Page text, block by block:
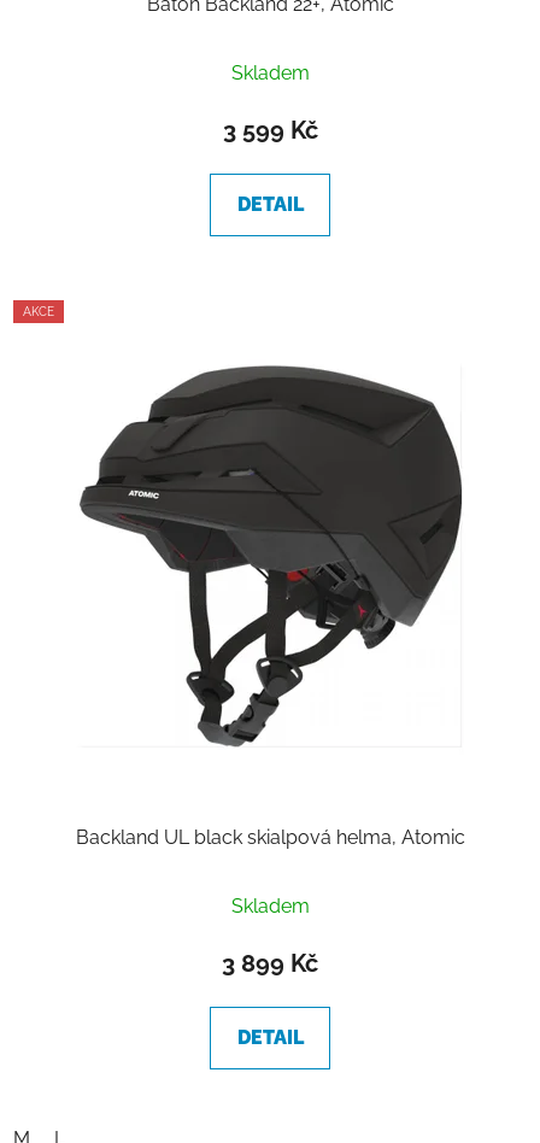
Skladem
3 599 Kč
DETAIL
AKCE
Backland UL black skialpová helma, Atomic
Skladem
3 899 Kč
DETAIL